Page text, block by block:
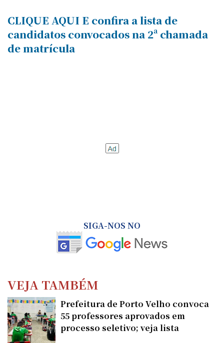
CLIQUE AQUI E confira a lista de
candidatos convocados na 2ª chamada
de matrícula
SIGA-NOS NO
VEJA TAMBÉM
Prefeitura de Porto Velho convoca
55 professores aprovados em
processo seletivo; veja lista